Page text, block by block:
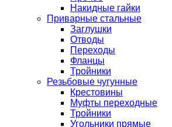
Накидные гайки
Приварные стальные
Заглушки
Отводы
Переходы
Фланцы
Тройники
Резьбовые чугунные
Крестовины
Муфты переходные
Тройники
Угольники прямые